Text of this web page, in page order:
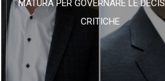
MATURA PER GOVERNARE LE
CRITICHE